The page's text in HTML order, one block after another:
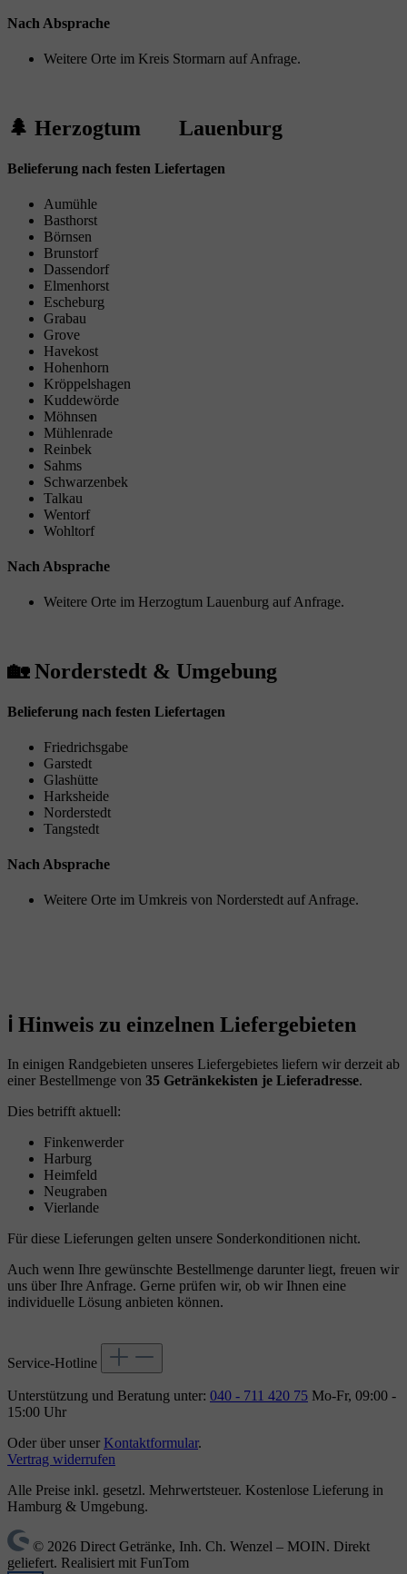
Nach Absprache
Weitere Orte im Kreis Stormarn auf Anfrage.
🌲 Herzogtum Lauenburg
Belieferung nach festen Liefertagen
Aumühle
Basthorst
Börnsen
Brunstorf
Dassendorf
Elmenhorst
Escheburg
Grabau
Grove
Havekost
Hohenhorn
Kröppelshagen
Kuddewörde
Möhnsen
Mühlenrade
Reinbek
Sahms
Schwarzenbek
Talkau
Wentorf
Wohltorf
Nach Absprache
Weitere Orte im Herzogtum Lauenburg auf Anfrage.
🏡 Norderstedt & Umgebung
Belieferung nach festen Liefertagen
Friedrichsgabe
Garstedt
Glashütte
Harksheide
Norderstedt
Tangstedt
Nach Absprache
Weitere Orte im Umkreis von Norderstedt auf Anfrage.
ℹ️ Hinweis zu einzelnen Liefergebieten
In einigen Randgebieten unseres Liefergebietes liefern wir derzeit ab
einer Bestellmenge von 35 Getränkekisten je Lieferadresse.
Dies betrifft aktuell:
Finkenwerder
Harburg
Heimfeld
Neugraben
Vierlande
Für diese Lieferungen gelten unsere Sonderkonditionen nicht.
Auch wenn Ihre gewünschte Bestellmenge darunter liegt, freuen wir
uns über Ihre Anfrage. Gerne prüfen wir, ob wir Ihnen eine
individuelle Lösung anbieten können.
Service-Hotline
Unterstützung und Beratung unter: 040 - 711 420 75 Mo-Fr, 09:00 -
15:00 Uhr
Oder über unser Kontaktformular.
Vertrag widerrufen
Alle Preise inkl. gesetzl. Mehrwertsteuer. Kostenlose Lieferung in
Hamburg & Umgebung.
© 2026 Direct Getränke, Inh. Ch. Wenzel – MOIN. Direkt
geliefert. Realisiert mit FunTom